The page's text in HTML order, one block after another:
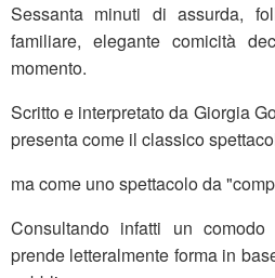
Sessanta minuti di assurda,
familiare, elegante comicità
momento.
Scritto e interpretato da Giorgia
presenta come il classico
ma come uno spettacolo da
Consultando infatti un
prende letteralmente forma in